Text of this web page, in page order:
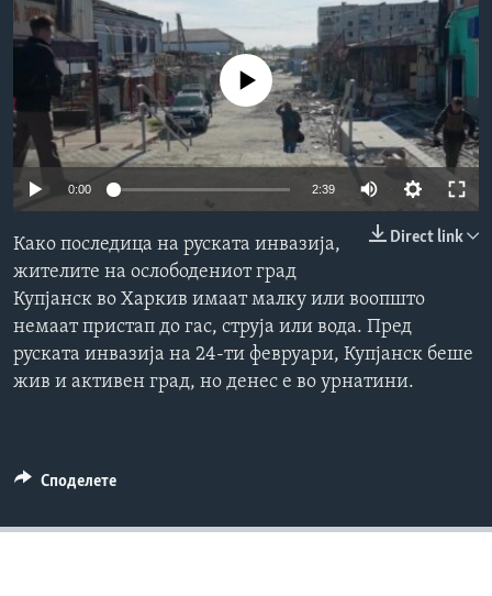
ИНТЕРВЈУА
Јазици
No media source currently available
0:00 2:39
Direct link
Како последица на руската инвазија,
жителите на ослободениот град
Купјанск во Харкив имаат малку или воопшто
немаат пристап до гас, струја или вода. Пред
руската инвазија на 24-ти февруари, Купјанск беше
жив и активен град, но денес е во урнатини.
Споделете